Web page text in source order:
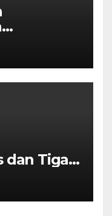
Polisi
Tanda
dan Tiga
Warga